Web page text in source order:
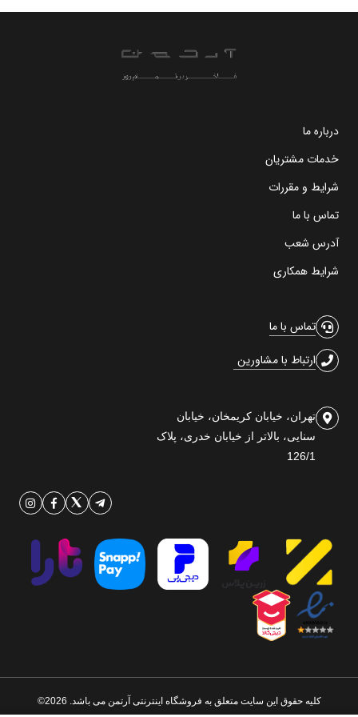
درباره ما
خدمات مشتریان
شرایط و مقررات
تماس با ما
آدرس شعب
شرایط همکاری
تماس با ما
ارتباط با مشاورین
تهران، خیابان کریمخان، خیابان
سنایی، بالاتر از خیابان خدری، پلاک
126/1
کلیه حقوق این سایت متعلق به فروشگاه اینترنتی آرتمن می باشد. 2026©